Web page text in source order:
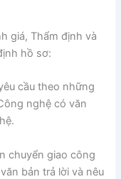
giá, Thẩm định và
hồ sơ:
cầu theo những
nghệ có văn
chuyển giao công
bản trả lời và nêu